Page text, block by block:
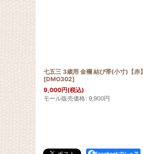
七五三 3歳用 金襴 結び帯(小寸)【赤】
[DMO302]
9,000円(税込)
モール販売価格: 9,900円